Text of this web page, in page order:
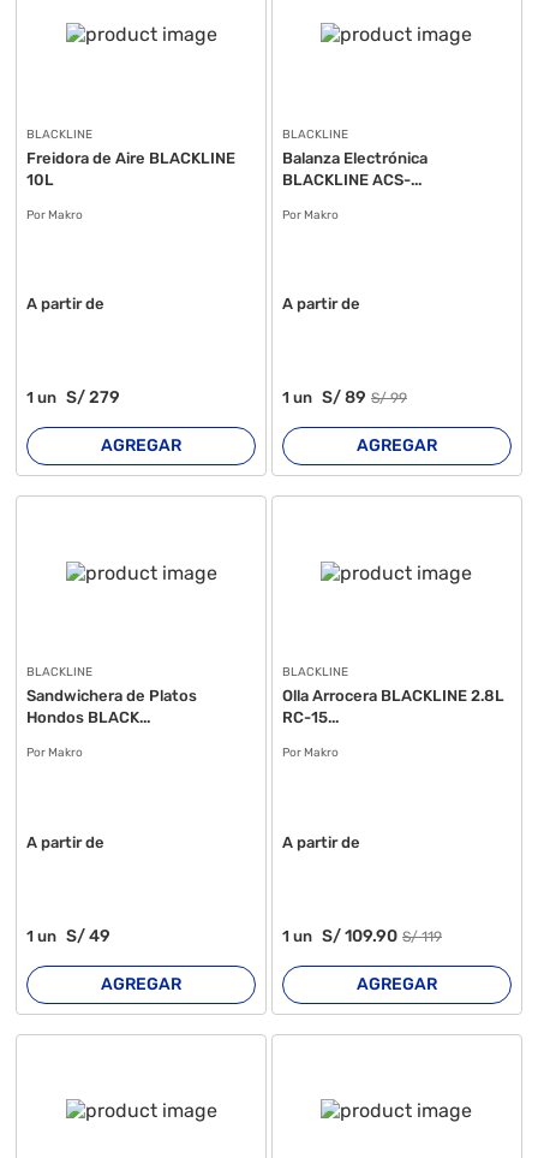
BLACKLINE
Freidora de Aire BLACKLINE
10L
Por Makro
A partir de
1un S/279
AGREGAR
BLACKLINE
Balanza Electrónica
BLACKLINE ACS-...
Por Makro
A partir de
1 un S/89 S/99
AGREGAR
BLACKLINE
Sandwichera de Platos
Hondos BLACK...
Por Makro
A partir de
1un S/49
AGREGAR
BLACKLINE
Olla Arrocera BLACKLINE 2.8L
RC-15...
Por Makro
A partir de
1 un S/109.90 S/119
AGREGAR